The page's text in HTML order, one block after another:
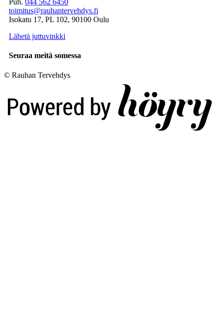
Puh. 044 562 6450
toimitus@rauhantervehdys.fi
Isokatu 17, PL 102, 90100 Oulu
Lähetä juttuvinkki
Seuraa meitä somessa
© Rauhan Tervehdys